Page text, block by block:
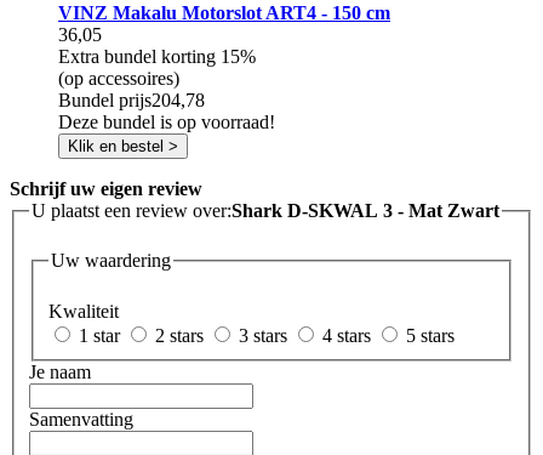
VINZ Makalu Motorslot ART4 - 150 cm
36,05
Extra bundel korting 15%
(op accessoires)
Bundel prijs204,78
Deze bundel is op voorraad!
Klik en bestel >
Schrijf uw eigen review
U plaatst een review over:Shark D-SKWAL 3 - Mat Zwart
Uw waardering
Kwaliteit
1 star
2 stars 3 stars 4 stars
5 stars
Je naam
Samenvatting